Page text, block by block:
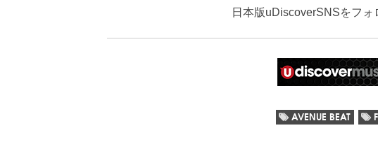
日本版uDiscoverSNSをフ
AVENUE BEAT